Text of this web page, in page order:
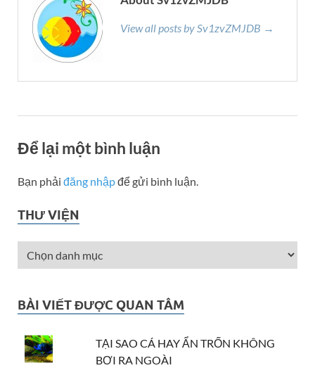
View all posts by Sv1zvZMJDB →
Để lại một bình luận
Bạn phải đăng nhậpđể gửi bình luận.
THƯ VIỆN
BÀI VIẾT ĐƯỢC QUAN TÂM
TẠI SAO CÁ HAY ẨN TRỐN KHÔNG
BƠI RA NGOÀI